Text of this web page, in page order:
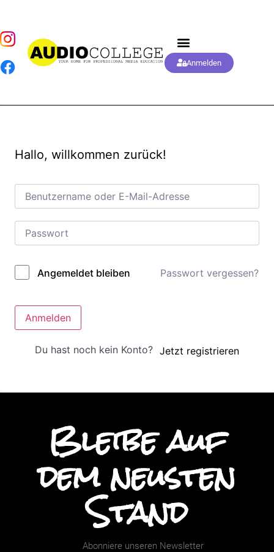
Anmelden
Hallo, willkommen zurück!
Alternative:
Angemeldet bleiben Passwort vergessen?
Anmelden
Du hast noch kein Konto? Jetzt registrieren
Bleibe auf
dem neusten
Stand
Abonniere unseren Newsletter